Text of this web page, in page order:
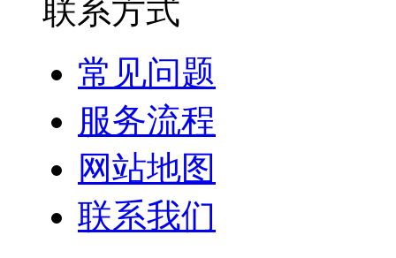
常见问题
服务流程
网站地图
联系我们